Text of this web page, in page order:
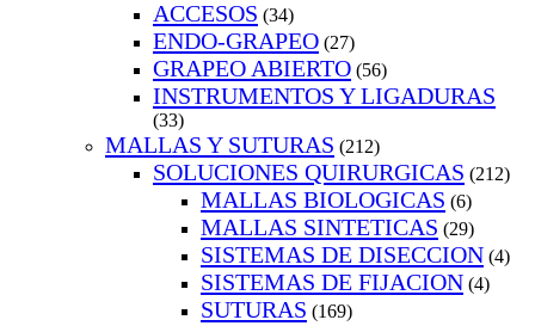
ACCESOS (34)
ENDO-GRAPEO (27)
GRAPEO ABIERTO (56)
INSTRUMENTOS Y LIGADURAS
(33)
MALLAS Y SUTURAS (212)
SOLUCIONES QUIRURGICAS (212)
MALLAS BIOLOGICAS (6)
MALLAS SINTETICAS (29)
SISTEMAS DE DISECCION (4)
SISTEMAS DE FIJACION (4)
SUTURAS (169)